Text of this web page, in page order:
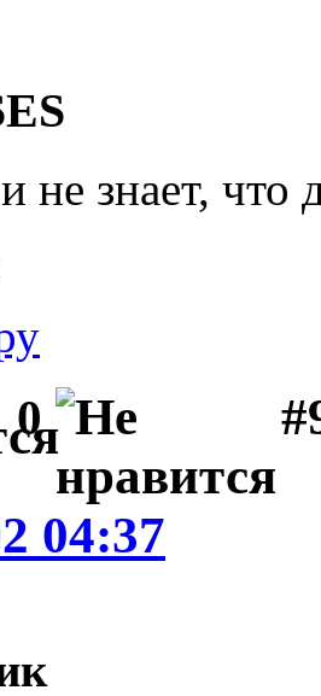
не знает, что
0
04:37